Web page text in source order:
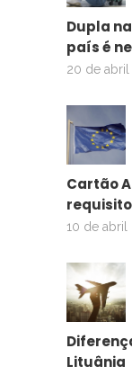
Dupla
país é
20 de
Cartão
10 de abril
Lituânia